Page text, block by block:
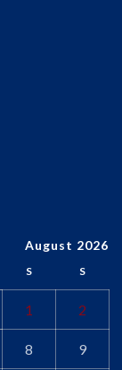
August 2026
S S
1 2
8 9